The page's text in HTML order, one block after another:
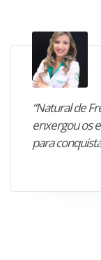
“Natural de
enxergou os
para